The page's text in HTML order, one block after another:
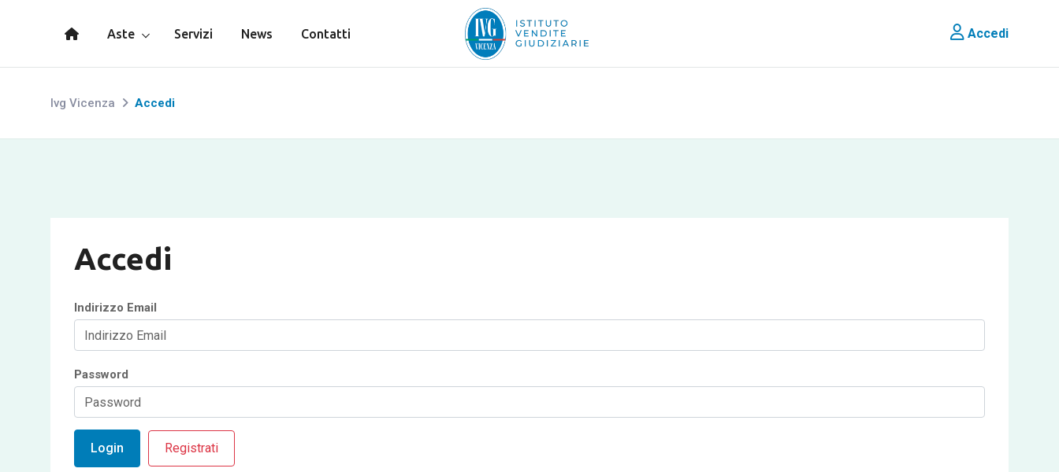
Aste Servizi News Contatti Accedi
Ivg Vicenza Accedi
Accedi
Indirizzo Email
Password
Login Registrati